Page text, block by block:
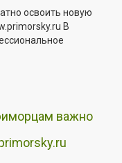
освоить новую
В
важно